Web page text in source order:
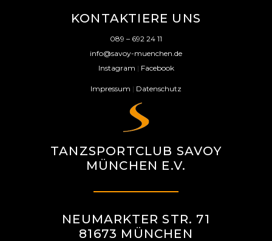
KONTAKTIERE UNS
089 – 692 24 11
info@savoy-muenchen.de
Instagram | Facebook
Impressum | Datenschutz
TANZSPORTCLUB SAVOY
MÜNCHEN E.V.
NEUMARKTER STR. 71
81673 MÜNCHEN